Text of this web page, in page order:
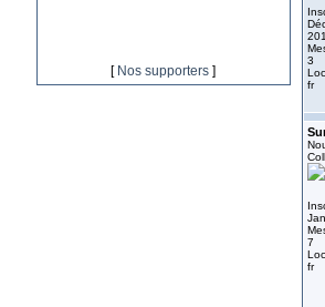
[ Nos supporters ]
3
fr
7
fr